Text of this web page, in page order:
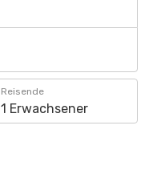
Reisende
1 Erwachsener